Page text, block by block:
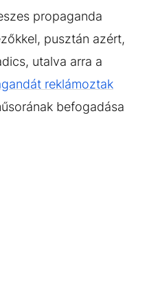
propaganda
pusztán azért,
utalva arra a
reklámoztak
befogadása